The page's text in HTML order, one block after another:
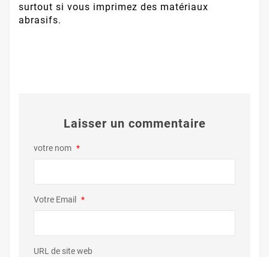
surtout si vous imprimez des matériaux
abrasifs.
Laisser un commentaire
votre nom *
Votre Email *
URL de site web